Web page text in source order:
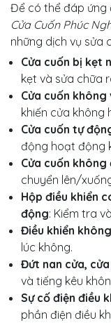
Để có thể đáp ứng
Cửa Cuốn Phúc
những dịch vụ sửa
Cửa cuốn bị kẹt
kẹt và sửa chữa
Cửa cuốn không
khiến cửa không
Cửa cuốn tự
động hoạt động
Cửa cuốn
chuyển lên/
Hộp điều khiển
động: Kiểm tra
Điều khiển
lúc không.
Đứt nan cửa,
và tiếng kêu
Sự cố điện điều
phần điện điều